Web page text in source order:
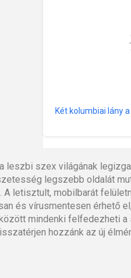
Két kolumbiai lány
leszbi szex világának
legszebb oldalát
A letisztult, mobilbarát
és vírusmentesen érhető
mindenki felfedezheti
hozzánk az új